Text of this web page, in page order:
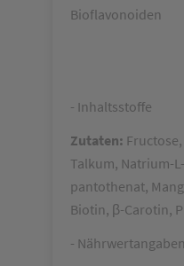
Bioflavonoiden
- Inhaltsstoffe
Zutaten:
Talkum, Natrium-
pantothenat,
Biotin, β-Carotin,
- Nährwertangaben